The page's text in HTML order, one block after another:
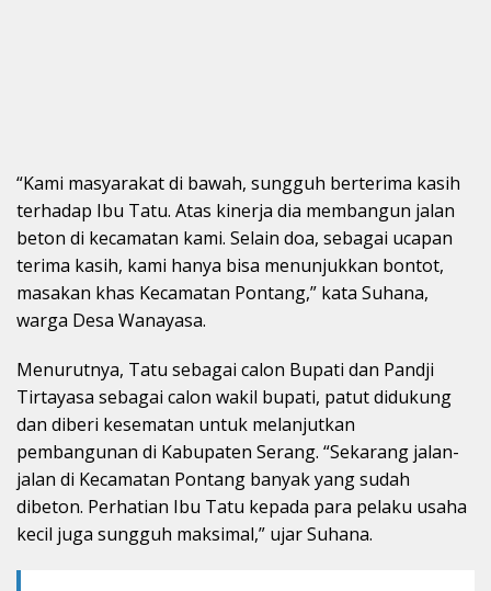
“Kami masyarakat di bawah, sungguh berterima kasih
terhadap Ibu Tatu. Atas kinerja dia membangun jalan
beton di kecamatan kami. Selain doa, sebagai ucapan
terima kasih, kami hanya bisa menunjukkan bontot,
masakan khas Kecamatan Pontang,” kata Suhana,
warga Desa Wanayasa.
Menurutnya, Tatu sebagai calon Bupati dan Pandji
Tirtayasa sebagai calon wakil bupati, patut didukung
dan diberi kesematan untuk melanjutkan
pembangunan di Kabupaten Serang. “Sekarang jalan-
jalan di Kecamatan Pontang banyak yang sudah
dibeton. Perhatian Ibu Tatu kepada para pelaku usaha
kecil juga sungguh maksimal,” ujar Suhana.